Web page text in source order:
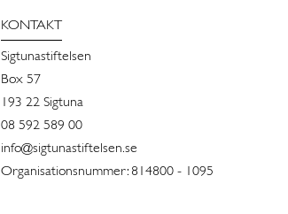
KONTAKT
Sigtunastiftelsen
Box 57
193 22 Sigtuna
08 592 589 00
info@sigtunastiftelsen.se
Organisationsnummer: 814800 - 1095